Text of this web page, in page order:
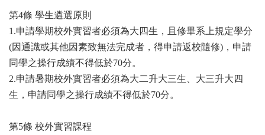
第4條 學生遴選原則
1.申請學期校外實習者必須為大四生，且修畢系上規定學分
(因通識或其他因素致無法完成者，得申請返校隨修)，申請
同學之操行成績不得低於70分。
2.申請暑期校外實習者必須為大二升大三生、大三升大四
生，申請同學之操行成績不得低於70分。
第5條 校外實習課程